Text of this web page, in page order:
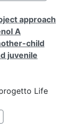
approach
A
child
juvenile
Life